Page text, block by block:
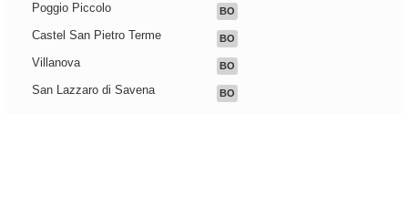
Poggio Piccolo BO
Castel San Pietro Terme BO
Villanova BO
San Lazzaro di Savena BO